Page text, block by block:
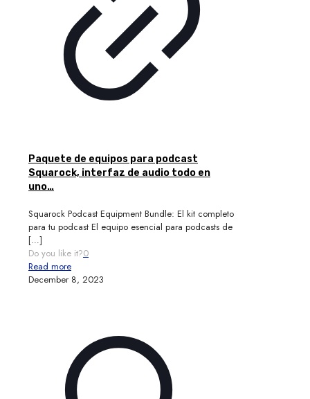
Paquete de equipos para podcast
Squarock, interfaz de audio todo en
uno…
Squarock Podcast Equipment Bundle: El kit completo
para tu podcast El equipo esencial para podcasts de
[…]
Do you like it?0
Read more
December 8, 2023